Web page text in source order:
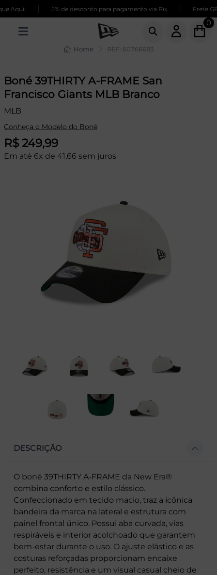
Aqui! 5% de desconto para pagamento via Pix Frete
0
Home REF: 60766683
Boné 39THIRTY A-FRAME San
Francisco Giants MLB Branco
MLB
Conheça o Modelo do Boné
R$ 249,99
Em até 6x de 41,66 sem juros
DESCRIÇÃO
O boné 39THIRTY A-FRAME da New Era®
combina conforto e estilo clássico.
Confeccionado em tecido macio, traz a icônica
bandeira da marca na lateral e estrutura com
painel frontal único. Possui aba curvada, vias
respiráveis e interior acolchoado que garantem
bem-estar durante o uso. O ajuste elástico e as
costuras reforçadas proporcionam encaixe
perfeito, resistência e um visual casual cheio de